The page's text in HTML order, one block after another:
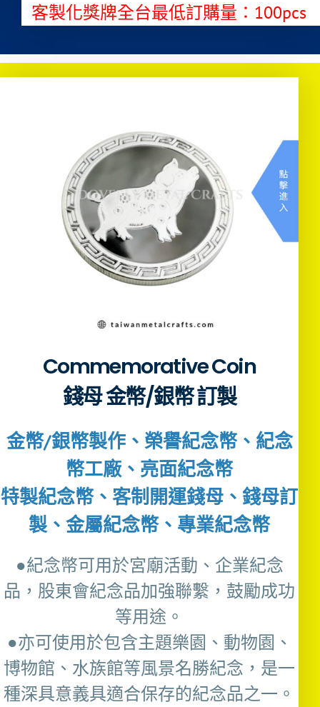
客製化獎牌全台最低訂購量：100pcs ​
Commemorative Coin
錢母 金幣/銀幣 訂製
金幣/銀幣製作、榮譽紀念幣、紀念
幣工廠、亮面紀念幣
特製紀念幣、客制開運錢母、錢母訂
製、金屬紀念幣、專業紀念幣
●紀念幣可用於宮廟活動、企業紀念
品，股東會紀念品加強聯繫，鼓勵成功
等用途。
●亦可使用於包含主題樂園、動物園、
博物館、水族館等風景名勝紀念，是一
種深具意義具適合保存的紀念品之一。